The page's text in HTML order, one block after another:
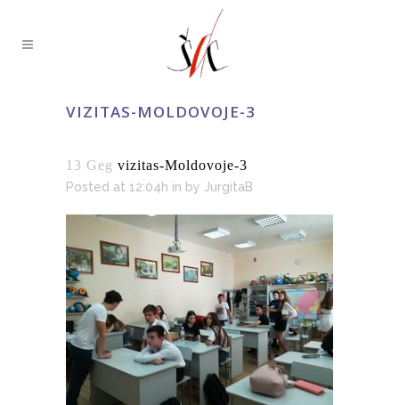
VIZITAS-MOLDOVOJE-3
13 Geg vizitas-Moldovoje-3
Posted at 12:04h in by JurgitaB